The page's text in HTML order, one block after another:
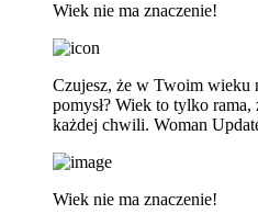
Wiek nie ma znaczenie!
Czujesz, że w Twoim wieku
pomysł? Wiek to tylko
każdej chwili. Woman
Wiek nie ma znaczenie!